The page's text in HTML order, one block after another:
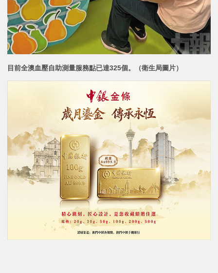
目前全澳血壓自助測量服務點已達325個。（衛生局圖片）